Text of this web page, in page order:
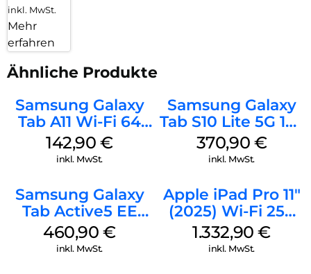
inkl. MwSt.
Mehr
erfahren
Ähnliche Produkte
Samsung Galaxy
Tab A11 Wi-Fi 64
GB Gray
142,90€
inkl. MwSt.
Samsung Galaxy
Tab S10 Lite 5G 128
GB Silver
370,90 €
inkl. MwSt.
Samsung Galaxy
Tab Active5 EE
Wi-Fi 128 GB black
460,90€
inkl. MwSt.
Apple iPad Pro 11″
(2025) Wi-Fi 256
GB Standardglas
Silber
1.332,90€
inkl. MwSt.